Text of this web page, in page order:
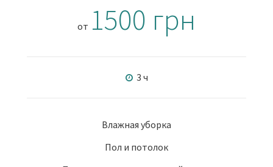
от 1500 грн
3 ч
Влажная уборка
Пол и потолок